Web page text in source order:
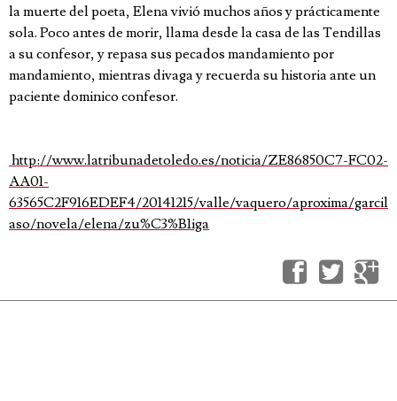
la muerte del poeta, Elena vivió muchos años y prácticamente
sola. Poco antes de morir, llama desde la casa de las Tendillas
a su confesor, y repasa sus pecados mandamiento por
mandamiento, mientras divaga y recuerda su historia ante un
paciente dominico confesor.
http://www.latribunadetoledo.es/noticia/ZE86850C7-FC02-
AA01-
63565C2F916EDEF4/20141215/valle/vaquero/aproxima/garcil
aso/novela/elena/zu%C3%B1iga